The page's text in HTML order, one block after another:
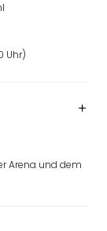
Uhr)
Arena und dem